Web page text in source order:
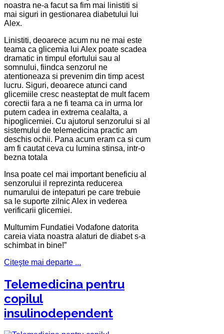
noastra ne-a facut sa fim mai linistiti si
mai siguri in gestionarea diabetului lui
Alex.
Linistiti, deoarece acum nu ne mai este
teama ca glicemia lui Alex poate scadea
dramatic in timpul efortului sau al
somnului, fiindca senzorul ne
atentioneaza si prevenim din timp acest
lucru. Siguri, deoarece atunci cand
glicemiile cresc neasteptat de mult facem
corectii fara a ne fi teama ca in urma lor
putem cadea in extrema cealalta, a
hipoglicemiei. Cu ajutorul senzorului si al
sistemului de telemedicina practic am
deschis ochii. Pana acum eram ca si cum
am fi cautat ceva cu lumina stinsa, intr-o
bezna totala
Insa poate cel mai important beneficiu al
senzorului il reprezinta reducerea
numarului de intepaturi pe care trebuie
sa le suporte zilnic Alex in vederea
verificarii glicemiei.
Multumim Fundatiei Vodafone datorita
careia viata noastra alaturi de diabet s-a
schimbat in bine!”
Citeşte mai departe ...
Telemedicina pentru
copilul
insulinodependent